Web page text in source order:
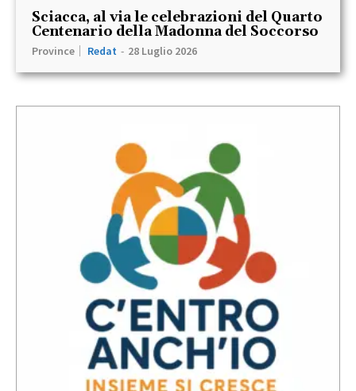
Sciacca, al via le celebrazioni del Quarto
Centenario della Madonna del Soccorso
Province Redat - 28 Luglio 2026